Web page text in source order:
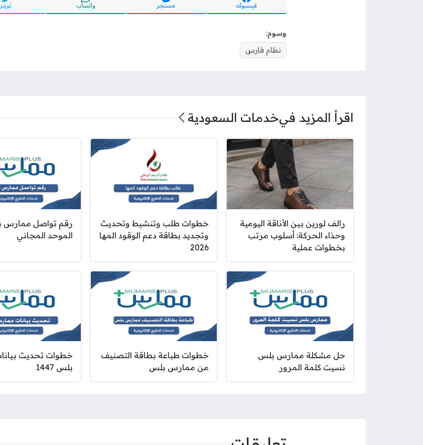
فيسبوك مسنجر واتساب تويتر
وسوم:
نظام فارس
اقرأ المزيد فيخدمات السعودية
رالف لورين بين الأناقة اليومية
وحذاء الحركة: أسلوب مرتب
بخطوات عملية
خطوات طلب وتنشيط وتحديث
وتجديد بطاقة دعم الوقود المها
2026
رقم تواصل ممارس
الموحد المجاني
حل مشكلة ممارس بلس
نسيت كلمة المرور
خطوات طباعة بطاقة التصنيف
من ممارس بلس
خطوات تحديث
بلس 1447